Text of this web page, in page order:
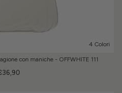
4 Colori
con maniche - OFFWHITE 111